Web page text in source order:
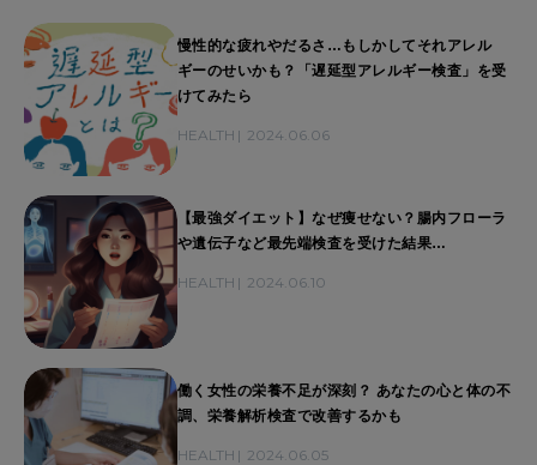
慢性的な疲れやだるさ…もしかしてそれアレル
ギーのせいかも？「遅延型アレルギー検査」を受
けてみたら
HEALTH 2024.06.06
【最強​​ダイエット】なぜ痩せない？腸内フローラ
や遺伝子など最先端検査を受けた結果…
HEALTH 2024.06.10
働く女性の栄養不足が深刻？ あなたの心と体の不
調、栄養解析検査で改善するかも
HEALTH 2024.06.05